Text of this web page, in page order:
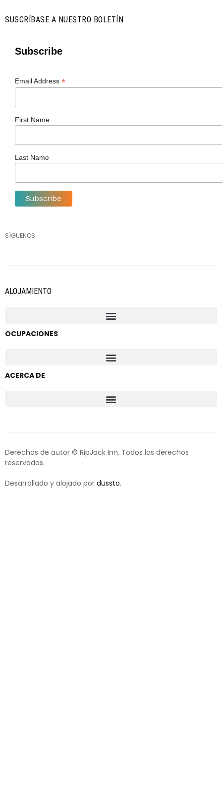
SUSCRÍBASE A NUESTRO BOLETÍN
Subscribe
Email Address *
First Name
Last Name
SÍGUENOS
ALOJAMIENTO
OCUPACIONES
ACERCA DE
Derechos de autor © RipJack Inn. Todos los derechos
reservados.
Desarrollado y alojado por dussto.